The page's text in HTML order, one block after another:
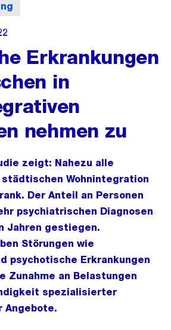
Erkrankungen
in
nehmen zu
zeigt: Nahezu alle
Wohnintegration
Der Anteil an Personen
psychiatrischen Diagnosen
Jahren gestiegen.
Störungen wie
psychotische Erkrankungen
Zunahme an Belastungen
spezialisierter
Angebote.